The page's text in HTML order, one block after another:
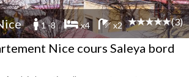
1 -8 x4 x2 (3)
Nice cours Saleya bord